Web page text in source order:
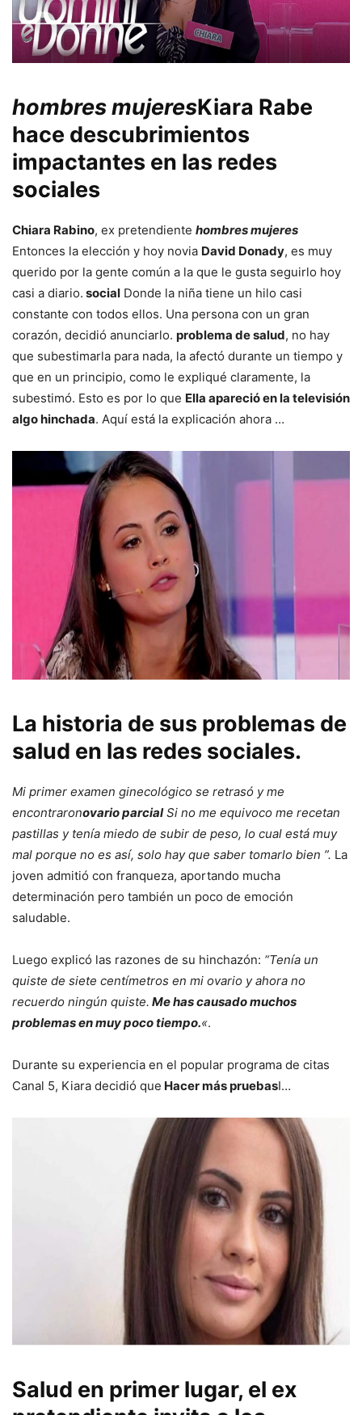
hombres mujeresKiara Rabe
hace descubrimientos
impactantes en las redes
sociales
Chiara Rabino, ex pretendiente hombres mujeres
Entonces la elección y hoy novia David Donady, es muy
querido por la gente común a la que le gusta seguirlo hoy
casi a diario. social Donde la niña tiene un hilo casi
constante con todos ellos. Una persona con un gran
corazón, decidió anunciarlo. problema de salud, no hay
que subestimarla para nada, la afectó durante un tiempo y
que en un principio, como le expliqué claramente, la
subestimó. Esto es por lo que Ella apareció en la televisión
algo hinchada. Aquí está la explicación ahora …
La historia de sus problemas de
salud en las redes sociales.
Mi primer examen ginecológico se retrasó y me
encontraronovario parcialSi no me equivoco me recetan
pastillas y tenía miedo de subir de peso, lo cual está muy
mal porque no es así, solo hay que saber tomarlo bien ”. La
joven admitió con franqueza, aportando mucha
determinación pero también un poco de emoción
saludable.
Luego explicó las razones de su hinchazón: “Tenía un
quiste de siete centímetros en mi ovario y ahora no
recuerdo ningún quiste. Me has causado muchos
problemas en muy poco tiempo.«.
Durante su experiencia en el popular programa de citas
Canal 5, Kiara decidió que Hacer más pruebasI…
Salud en primer lugar, el ex